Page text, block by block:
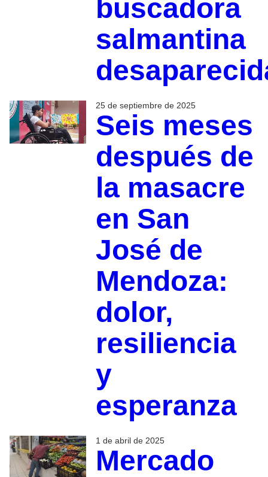
buscadora
salmantina
25 de septiembre de 2025
Seis meses
después de
la masacre
en San
José de
Mendoza:
dolor,
resiliencia
y
esperanza
1 de abril de 2025
Mercado